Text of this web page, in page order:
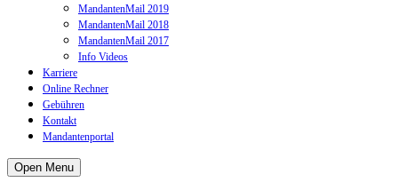
MandantenMail 2019
MandantenMail 2018
MandantenMail 2017
Info Videos
Karriere
Online Rechner
Gebühren
Kontakt
Mandantenportal
Open Menu